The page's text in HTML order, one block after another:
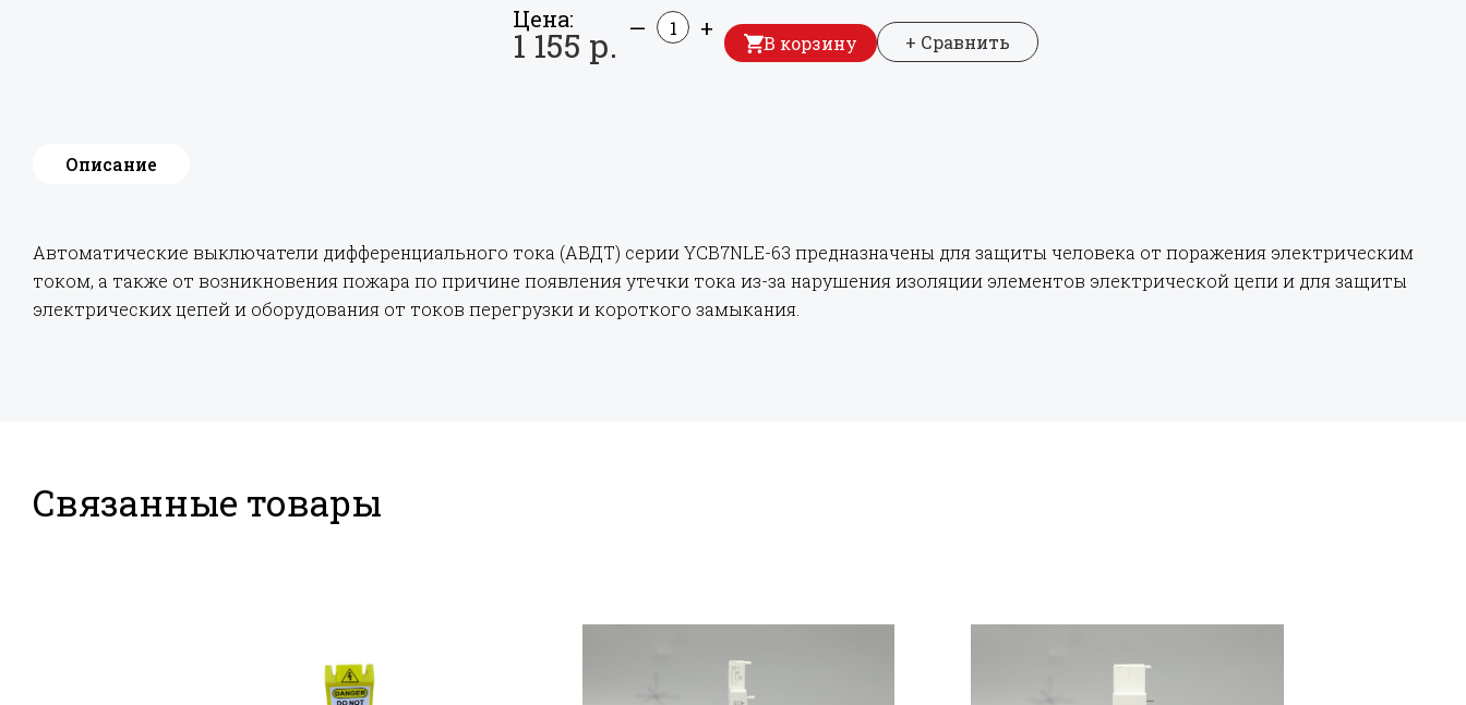
Цена:
1 155 р. — +
В корзину + Сравнить
Описание
Автоматические выключатели дифференциального тока (АВДТ) серии YCB7NLE-63 предназначены для защиты человека от поражения электрическим
током, а также от возникновения пожара по причине появления утечки тока из-за нарушения изоляции элементов электрической цепи и для защиты
электрических цепей и оборудования от токов перегрузки и короткого замыкания.
Связанные товары